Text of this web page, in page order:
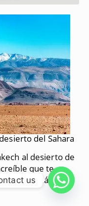
del Sahara
al desierto de
que te
más
us